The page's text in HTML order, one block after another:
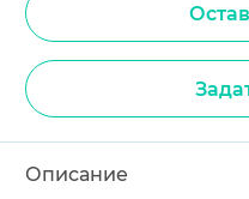
Описание